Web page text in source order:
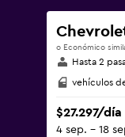
o Económico
Hasta 2
vehículos
$27.297/día
4 sep. - 18